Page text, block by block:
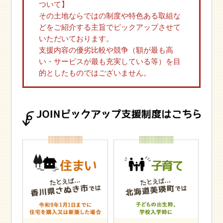
ついて】
その土地ならではの制度や特色ある取組な
どをご紹介する主旨でピックアップさせて
いただいております。
支援内容の優劣比較や競争（額が最も高
い・サービスが最も充実している等）を目
的としたものではございません。